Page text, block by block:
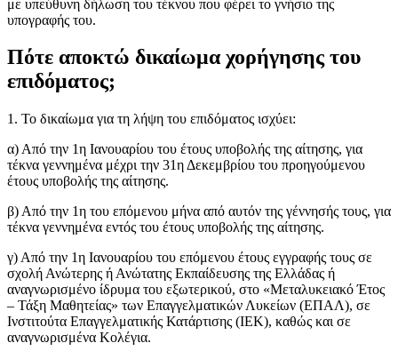
με υπεύθυνη δήλωση του τέκνου που φέρει το γνήσιο της
υπογραφής του.
Πότε αποκτώ δικαίωμα χορήγησης του
επιδόματος;
1. Το δικαίωμα για τη λήψη του επιδόματος ισχύει:
α) Από την 1η Ιανουαρίου του έτους υποβολής της αίτησης, για
τέκνα γεννημένα μέχρι την 31η Δεκεμβρίου του προηγούμενου
έτους υποβολής της αίτησης.
β) Από την 1η του επόμενου μήνα από αυτόν της γέννησής τους, για
τέκνα γεννημένα εντός του έτους υποβολής της αίτησης.
γ) Από την 1η Ιανουαρίου του επόμενου έτους εγγραφής τους σε
σχολή Ανώτερης ή Ανώτατης Εκπαίδευσης της Ελλάδας ή
αναγνωρισμένο ίδρυμα του εξωτερικού, στο «Μεταλυκειακό Έτος
– Τάξη Μαθητείας» των Επαγγελματικών Λυκείων (ΕΠΑΛ), σε
Ινστιτούτα Επαγγελματικής Κατάρτισης (ΙΕΚ), καθώς και σε
αναγνωρισμένα Κολέγια.